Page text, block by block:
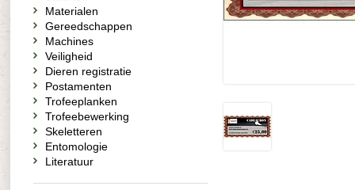
Materialen
Gereedschappen
Machines
Veiligheid
Dieren registratie
Postamenten
Trofeeplanken
Trofeebewerking
Skeletteren
Entomologie
Literatuur